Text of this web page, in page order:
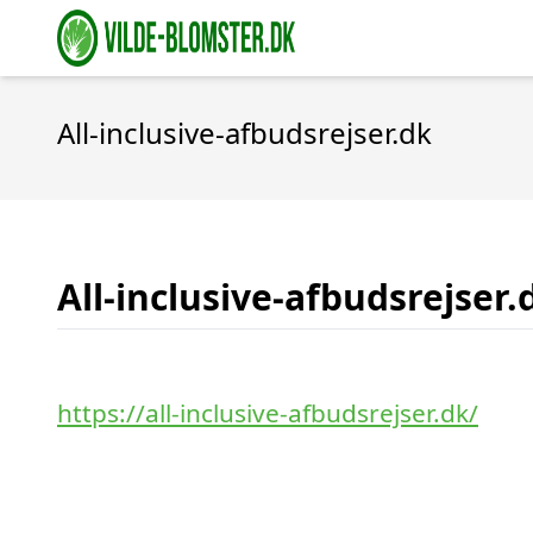
All-inclusive-afbudsrejser.dk
All-inclusive-
https://all-inclusive-afbudsrejser.dk/